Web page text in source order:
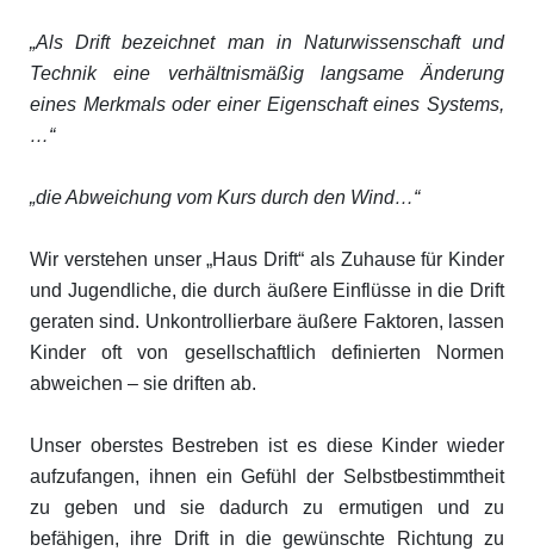
„Als Drift bezeichnet man in Naturwissenschaft und
Technik eine verhältnismäßig langsame Änderung
eines Merkmals oder einer Eigenschaft eines Systems,
…“
„die Abweichung vom Kurs durch den Wind…“
Wir verstehen unser „Haus Drift“ als Zuhause für Kinder
und Jugendliche, die durch äußere Einflüsse in die Drift
geraten sind. Unkontrollierbare äußere Faktoren, lassen
Kinder oft von gesellschaftlich definierten Normen
abweichen – sie driften ab.
Unser oberstes Bestreben ist es diese Kinder wieder
aufzufangen, ihnen ein Gefühl der Selbstbestimmtheit
zu geben und sie dadurch zu ermutigen und zu
befähigen, ihre Drift in die gewünschte Richtung zu